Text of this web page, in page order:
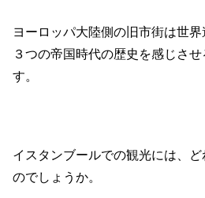
ヨーロッパ大陸側の旧市街は世界
３つの帝国時代の歴史を感じさ
す。
イスタンブールでの観光には、
のでしょうか。